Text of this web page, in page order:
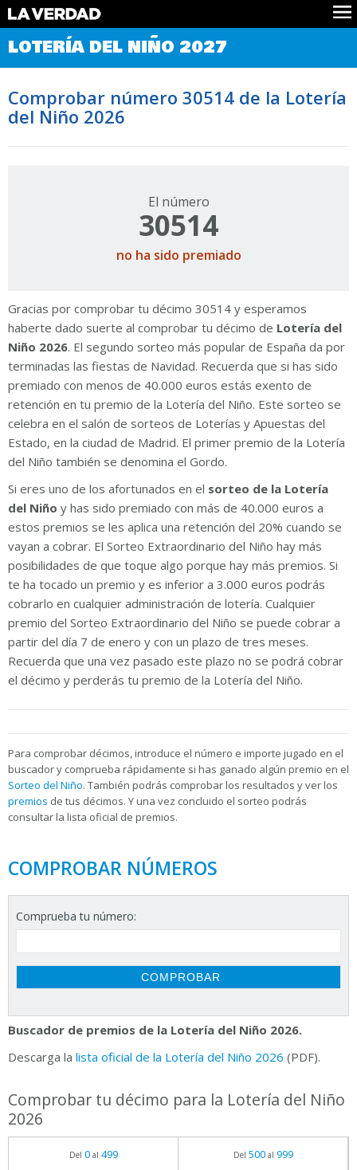
Comprobar Loteria del Niño
Premios
Noticias
Datos
Historia
LOTERÍA DEL NIÑO 2027
Comprobar número 30514 de la Lotería
del Niño 2026
El número
30514
no ha sido premiado
Gracias por comprobar tu décimo 30514 y esperamos
haberte dado suerte al comprobar tu décimo de Lotería del
Niño 2026. El segundo sorteo más popular de España da por
terminadas las fiestas de Navidad. Recuerda que si has sido
premiado con menos de 40.000 euros estás exento de
retención en tu premio de la Lotería del Niño. Este sorteo se
celebra en el salón de sorteos de Loterías y Apuestas del
Estado, en la ciudad de Madrid. El primer premio de la Lotería
del Niño también se denomina el Gordo.
Si eres uno de los afortunados en el sorteo de la Lotería
del Niño y has sido premiado con más de 40.000 euros a
estos premios se les aplica una retención del 20% cuando se
vayan a cobrar. El Sorteo Extraordinario del Niño hay más
posibilidades de que toque algo porque hay más premios. Si
te ha tocado un premio y es inferior a 3.000 euros podrás
cobrarlo en cualquier administración de lotería. Cualquier
premio del Sorteo Extraordinario del Niño se puede cobrar a
partir del día 7 de enero y con un plazo de tres meses.
Recuerda que una vez pasado este plazo no se podrá cobrar
el décimo y perderás tu premio de la Lotería del Niño.
Para comprobar décimos, introduce el número e importe jugado en el
buscador y comprueba rápidamente si has ganado algún premio en el
Sorteo del Niño. También podrás comprobar los resultados y ver los
premios de tus décimos. Y una vez concluido el sorteo podrás
consultar la lista oficial de premios.
COMPROBAR NÚMEROS
Comprueba tu número:
Buscador de premios de la Lotería del Niño 2026.
Descarga la lista oficial de la Lotería del Niño 2026 (PDF).
Comprobar tu décimo para la Lotería del Niño
2026
Del 0al 499 Del 500al 999